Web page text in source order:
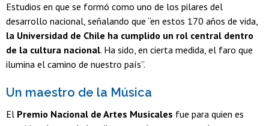
Estudios en que se formó como uno de los pilares del
desarrollo nacional, señalando que “en estos 170 años de vida,
la Universidad de Chile ha cumplido un rol central dentro
de la cultura nacional. Ha sido, en cierta medida, el faro que
ilumina el camino de nuestro país”.
Un maestro de la Música
El Premio Nacional de Artes Musicales fue para quien es